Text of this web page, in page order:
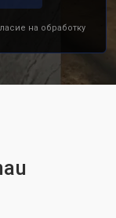
на обработку